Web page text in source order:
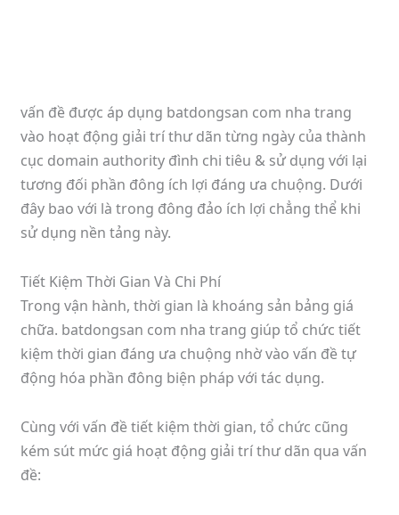
vấn đề được áp dụng batdongsan com nha trang
vào hoạt động giải trí thư dãn từng ngày của thành
cục domain authority đình chi tiêu & sử dụng với lại
tương đối phần đông ích lợi đáng ưa chuộng. Dưới
đây bao với là trong đông đảo ích lợi chẳng thể khi
sử dụng nền tảng này.
Tiết Kiệm Thời Gian Và Chi Phí
Trong vận hành, thời gian là khoáng sản bảng giá
chữa. batdongsan com nha trang giúp tổ chức tiết
kiệm thời gian đáng ưa chuộng nhờ vào vấn đề tự
động hóa phần đông biện pháp với tác dụng.
Cùng với vấn đề tiết kiệm thời gian, tổ chức cũng
kém sút mức giá hoạt động giải trí thư dãn qua vấn
đề: